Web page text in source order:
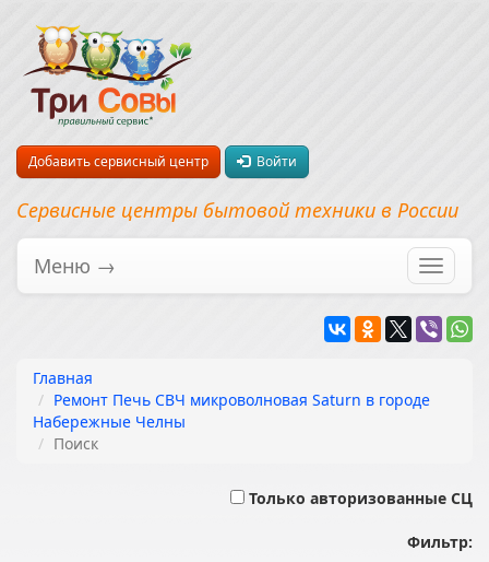
Добавить сервисный центр Войти
Сервисные центры бытовой техники в России
Меню →
Главная
Ремонт Печь СВЧ микроволновая Saturn в городе
Набережные Челны
Поиск
Только авторизованные СЦ
Фильтр: